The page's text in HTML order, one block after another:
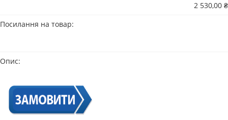
2 530,00 ₴
Посилання на товар:
Опис: